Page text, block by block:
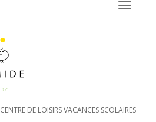
Toggle
CENTRE DE LOISIRS VACANCES SCOLAIRES